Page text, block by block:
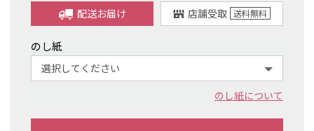
配送お届け 店舗受取 送料無料
のし紙
のし紙について